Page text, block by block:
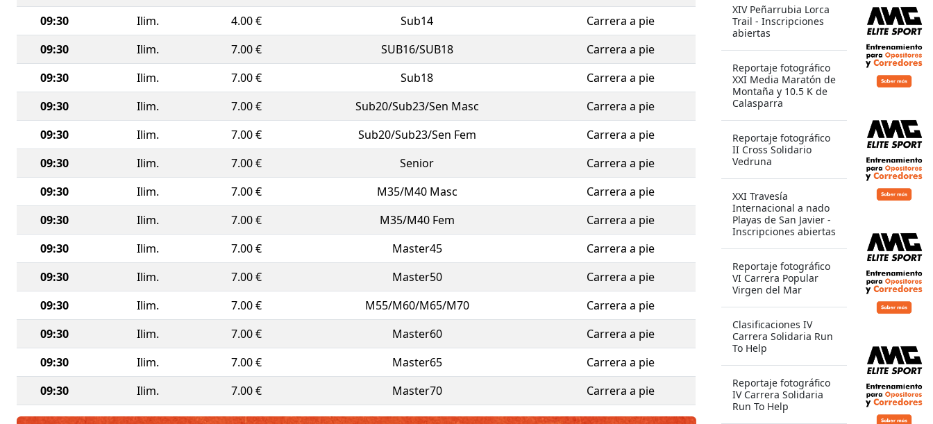
09:30
Ilim. 4.00 € Sub14
Carrera a pie
09:30
Ilim. 7.00 € SUB16/SUB18
Carrera a pie
09:30
Ilim. 7.00 € Sub18
Carrera a pie
09:30
Ilim. 7.00 € Sub20/Sub23/Sen Masc
Carrera a pie
09:30
Ilim. 7.00 € Sub20/Sub23/Sen Fem
Carrera a pie
09:30
Ilim. 7.00 € Senior
Carrera a pie
09:30
Ilim. 7.00 € M35/M40 Masc
Carrera a pie
09:30
Ilim. 7.00 € M35/M40 Fem
Carrera a pie
09:30
Ilim. 7.00 € Master45
Carrera a pie
09:30
Ilim. 7.00 € Master50
Carrera a pie
09:30
Ilim. 7.00 € M55/M60/M65/M70
Carrera a pie
09:30
Ilim. 7.00 € Master60
Carrera a pie
09:30
Ilim. 7.00 € Master65
Carrera a pie
09:30
Ilim. 7.00 € Master70 Carrera a pie
XIV Peñarrubia Lorca
Trail - Inscripciones
abiertas
Reportaje fotográfico
XXI Media Maratón de
Montaña y 10.5 K de
Calasparra
Reportaje fotográfico
II Cross Solidario
Vedruna
XXI Travesía
Internacional a nado
Playas de San Javier -
Inscripciones abiertas
Reportaje fotográfico
VI Carrera Popular
Virgen del Mar
Clasificaciones IV
Carrera Solidaria Run
To Help
Reportaje fotográfico
IV Carrera Solidaria
Run To Help